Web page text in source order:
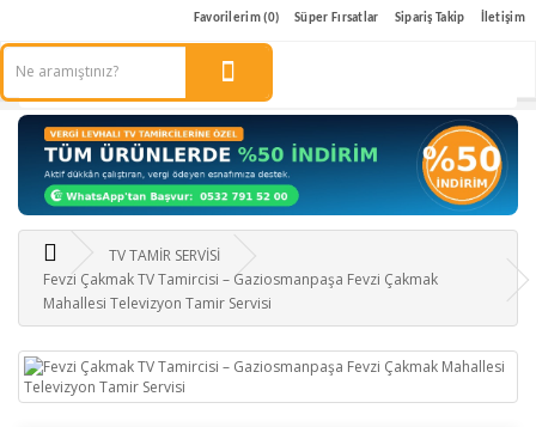
Favorilerim (0) Süper Fırsatlar Sipariş Takip İletişim
TV TAMİR SERVİSİ
Fevzi Çakmak TV Tamircisi – Gaziosmanpaşa Fevzi Çakmak
Mahallesi Televizyon Tamir Servisi